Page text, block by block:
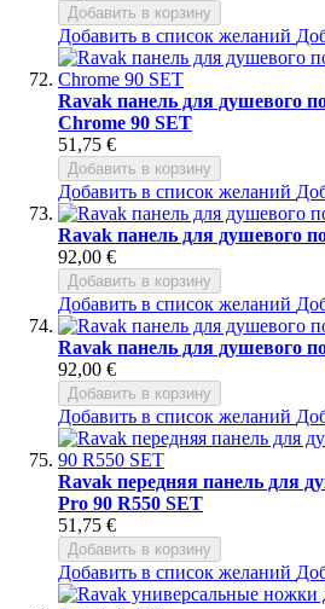
Добавить в корзину
Добавить в список желаний
Ravak панель для душевого
Chrome 90 SET
51,75 €
Добавить в корзину
Добавить в список желаний
Ravak панель для душевого
92,00 €
Добавить в корзину
Добавить в список желаний
Ravak панель для душевого
92,00 €
Добавить в корзину
Добавить в список желаний
Ravak передняя панель для
Pro 90 R550 SET
51,75 €
Добавить в корзину
Добавить в список желаний